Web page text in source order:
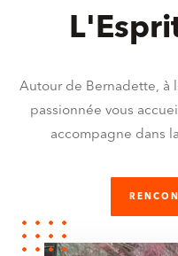
Autour de Bernadette,
passionnée vous
accompagne dans